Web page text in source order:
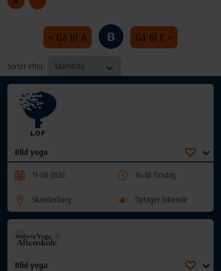
< Gå til A B Gå til C >
Sorter efter: Startdato
Blid yoga
11-08-2026 16:30 Tirsdag
Skanderborg Optager løbende
Blid yoga